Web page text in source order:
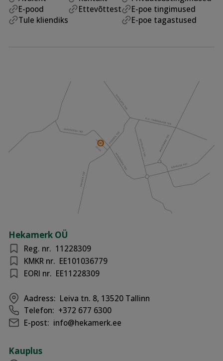
E-pood
Tule kliendiks
Ettevõttest
E-poe tingimused
E-poe tagastused
Hekamerk OÜ
Reg. nr. 11228309
KMKR nr. EE101036779
EORI nr. EE11228309
Aadress: Leiva tn. 8, 13520 Tallinn
Telefon: +372 677 6300
E-post: info@hekamerk.ee
Kauplus